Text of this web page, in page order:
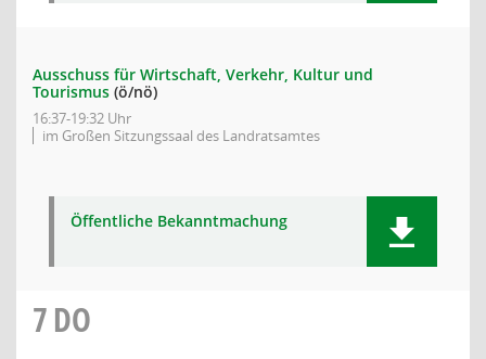
Ausschuss für Wirtschaft, Verkehr, Kultur und
Tourismus (ö/nö)
16:37-19:32 Uhr
im Großen Sitzungssaal des Landratsamtes
Öffentliche Bekanntmachung
7DO